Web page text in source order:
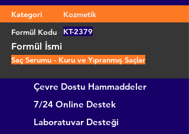
Kategori
Kozmetik
Formül Kodu
KT-2379
Formül İsmi
Saç Serumu - Kuru ve Yıpranmış Saçlar
Çevre Dostu Hammaddeler
7/24 Online Destek
Laboratuvar Desteği